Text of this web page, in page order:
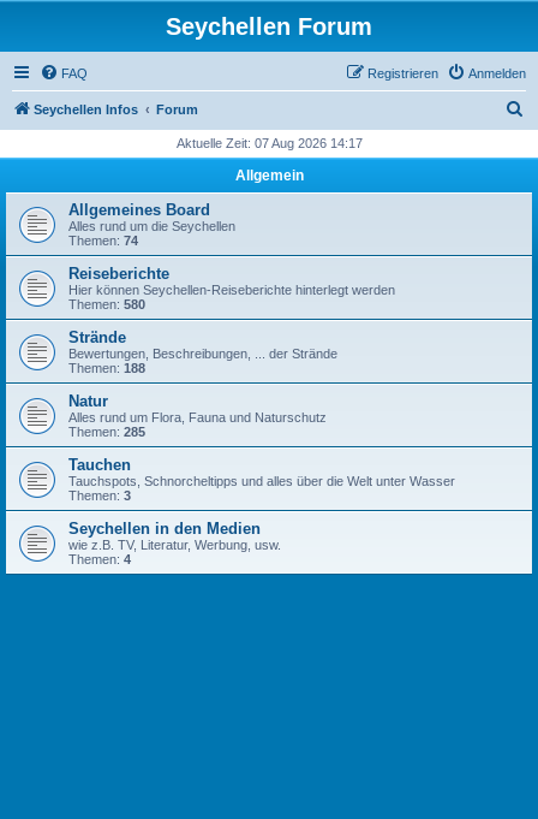
Seychellen Forum
FAQ Anmelden
Registrieren
Seychellen Infos Forum
h
Aktuelle Zeit: 07 Aug 2026 14:17
Allgemein
Allgemeines Board
Alles rund um die Seychellen
Themen: 74
Reiseberichte
Hier können Seychellen-Reiseberichte hinterlegt werden
Themen: 580
Strände
Bewertungen, Beschreibungen, ... der Strände
Themen: 188
Natur
Alles rund um Flora, Fauna und Naturschutz
Themen: 285
Tauchen
Tauchspots, Schnorcheltipps und alles über die Welt unter Wasser
Themen: 3
Seychellen in den Medien
wie z.B. TV, Literatur, Werbung, usw.
Themen: 4